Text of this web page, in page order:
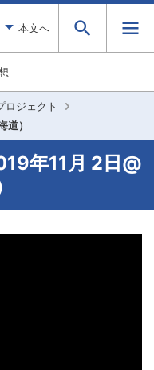
本文へ
ロジェクト
）
年11月 2日@